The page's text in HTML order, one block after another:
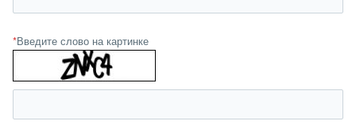
*Введите слово на картинке